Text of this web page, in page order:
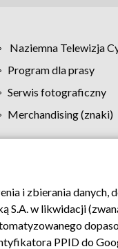
Naziemna Telewizja
Program dla prasy
Serwis fotograficzny
Merchandising (znaki)
Biuro reklamy
i zbierania danych,
w likwidacji
PPID do